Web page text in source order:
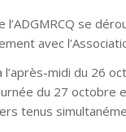
l’ADGMRCQ se
avec
l’après-midi du 26
du 27
tenus